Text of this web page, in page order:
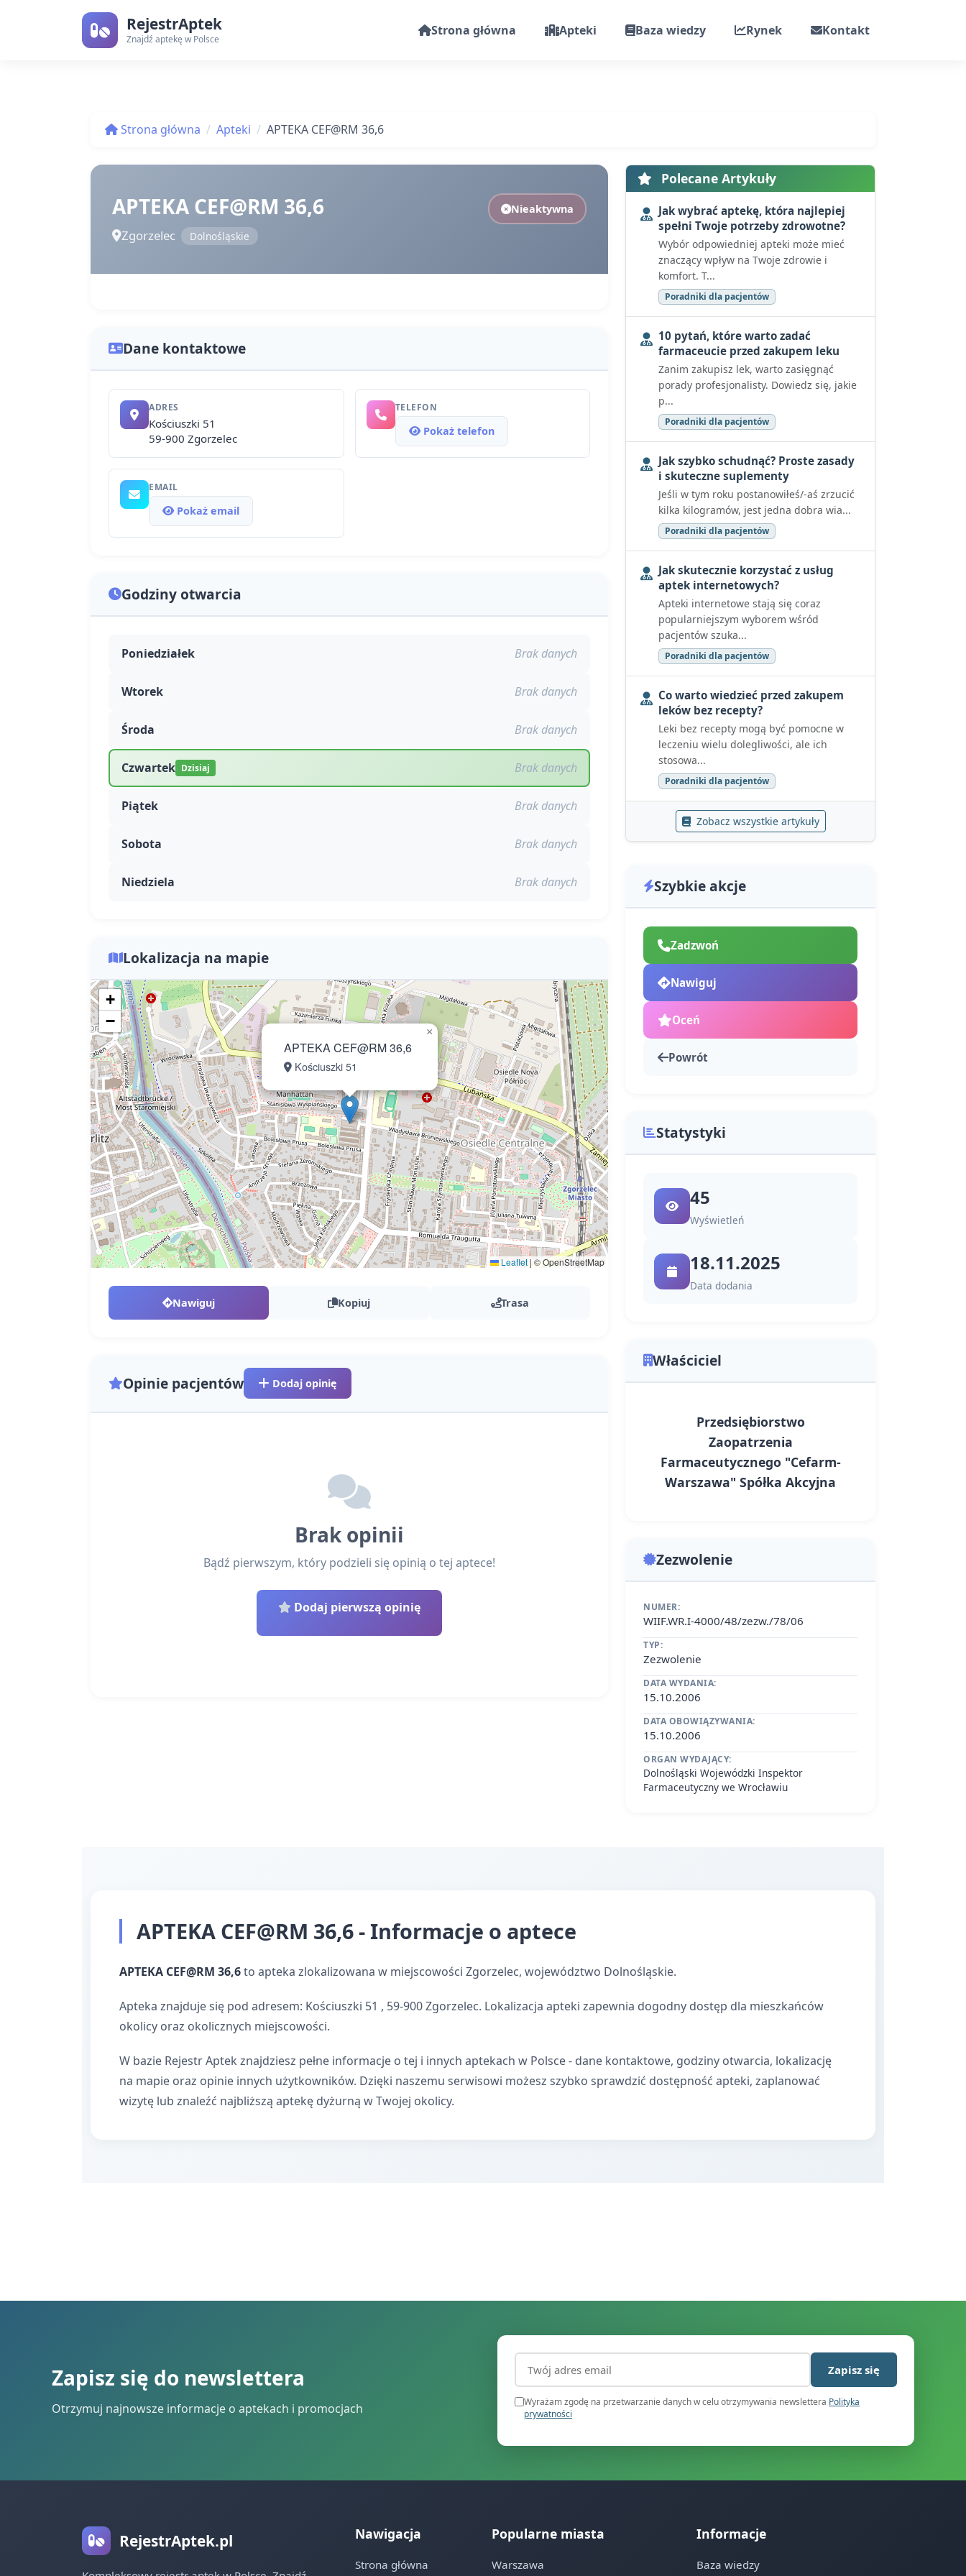
RejestrAptek
Znajdź aptekę w Polsce
Strona główna Apteki Baza wiedzy Rynek Kontakt
Strona główna Apteki APTEKA CEF@RM 36,6
APTEKA CEF@RM 36,6
Zgorzelec Dolnośląskie
Nieaktywna
Dane kontaktowe
ADRES
Kościuszki 51
59-900 Zgorzelec
TELEFON
Pokaż telefon
EMAIL
Pokaż email
Godziny otwarcia
Poniedziałek Brak danych
Wtorek Brak danych
Środa Brak danych
Czwartek Dzisiaj Brak danych
Piątek Brak danych
Sobota Brak danych
Niedziela Brak danych
Lokalizacja na mapie
APTEKA CEF@RM 36,6
Kościuszki 51
×
+
−
Leaflet | © OpenStreetMap
Nawiguj Kopiuj Trasa
Opinie pacjentów Dodaj opinię
Brak opinii
Bądź pierwszym, który podzieli się opinią o tej aptece!
Dodaj pierwszą opinię
Polecane Artykuły
Jak wybrać aptekę, która najlepiej
spełni Twoje potrzeby zdrowotne?
Wybór odpowiedniej apteki może mieć
znaczący wpływ na Twoje zdrowie i
komfort. T...
Poradniki dla pacjentów
10 pytań, które warto zadać
farmaceucie przed zakupem leku
Zanim zakupisz lek, warto zasięgnąć
porady profesjonalisty. Dowiedz się, jakie
p...
Poradniki dla pacjentów
Jak szybko schudnąć? Proste zasady
i skuteczne suplementy
Jeśli w tym roku postanowiłeś/-aś zrzucić
kilka kilogramów, jest jedna dobra wia...
Poradniki dla pacjentów
Jak skutecznie korzystać z usług
aptek internetowych?
Apteki internetowe stają się coraz
popularniejszym wyborem wśród
pacjentów szuka...
Poradniki dla pacjentów
Co warto wiedzieć przed zakupem
leków bez recepty?
Leki bez recepty mogą być pomocne w
leczeniu wielu dolegliwości, ale ich
stosowa...
Poradniki dla pacjentów
Zobacz wszystkie artykuły
Szybkie akcje
Zadzwoń
Nawiguj
Oceń
Powrót
Statystyki
45
Wyświetleń
18.11.2025
Data dodania
Właściciel
Przedsiębiorstwo
Zaopatrzenia
Farmaceutycznego "Cefarm-
Warszawa" Spółka Akcyjna
Zezwolenie
NUMER:
WIIF.WR.I-4000/48/zezw./78/06
TYP:
Zezwolenie
DATA WYDANIA:
15.10.2006
DATA OBOWIĄZYWANIA:
15.10.2006
ORGAN WYDAJĄCY:
Dolnośląski Wojewódzki Inspektor
Farmaceutyczny we Wrocławiu
APTEKA CEF@RM 36,6 - Informacje o aptece
APTEKA CEF@RM 36,6to apteka zlokalizowana w miejscowości Zgorzelec, województwo Dolnośląskie.
Apteka znajduje się pod adresem: Kościuszki 51 , 59-900 Zgorzelec. Lokalizacja apteki zapewnia dogodny dostęp dla mieszkańców
okolicy oraz okolicznych miejscowości.
W bazie Rejestr Aptek znajdziesz pełne informacje o tej i innych aptekach w Polsce - dane kontaktowe, godziny otwarcia, lokalizację
na mapie oraz opinie innych użytkowników. Dzięki naszemu serwisowi możesz szybko sprawdzić dostępność apteki, zaplanować
wizytę lub znaleźć najbliższą aptekę dyżurną w Twojej okolicy.
Zapisz się do newslettera
Otrzymuj najnowsze informacje o aptekach i promocjach
Adres email (wymagany)
Zapisz się
Wyrażam zgodę na przetwarzanie danych w celu otrzymywania newslettera Polityka
prywatności
RejestrAptek.pl Nawigacja
Strona główna
Popularne miasta
Warszawa
Informacje
Baza wiedzy